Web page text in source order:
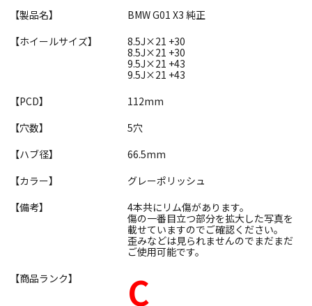
【製品名】
BMW G01 X3 純正
【ホイールサイズ】
8.5J×21 +30
8.5J×21 +30
9.5J×21 +43
9.5J×21 +43
【PCD】
112mm
【穴数】
5穴
【ハブ径】
66.5mm
【カラー】
グレーポリッシュ
【備考】
4本共にリム傷があります。
傷の一番目立つ部分を拡大した写真を
載せていますのでご確認ください。
歪みなどは見られませんのでまだまだ
ご使用可能です。
【商品ランク】
C